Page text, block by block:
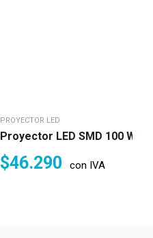
PROYECTOR LED
Proyector LED SMD 100
$46.290 con IVA